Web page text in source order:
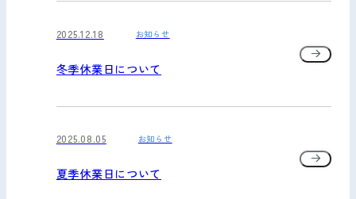
2025.12.18 お知らせ
冬季休業日について
2025.08.05 お知らせ
夏季休業日について